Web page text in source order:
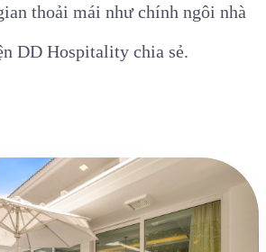
thoải mái như chính ngôi nhà
DD Hospitality chia sẻ.